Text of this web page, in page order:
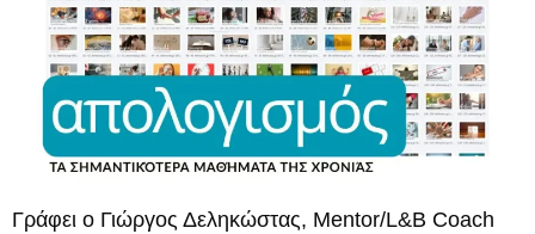
Γράφει ο Γιώργος Δεληκώστας, Mentor/L&B Coach